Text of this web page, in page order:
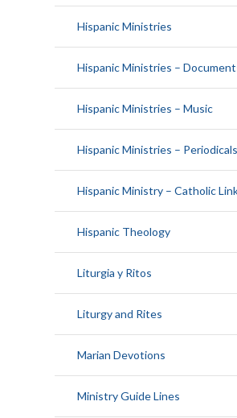
Hispanic Ministries
Hispanic Ministries –
Hispanic Ministries – Music
Hispanic Ministries – Periodicals
Hispanic Ministry – Catholic
Hispanic Theology
Liturgia y Ritos
Liturgy and Rites
Marian Devotions
Ministry Guide Lines